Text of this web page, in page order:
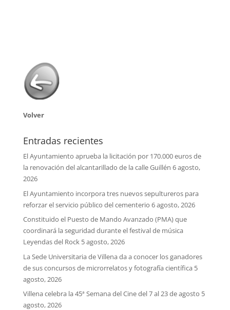
Volver
Entradas recientes
El Ayuntamiento aprueba la licitación por 170.000 euros de
la renovación del alcantarillado de la calle Guillén 6 agosto,
2026
El Ayuntamiento incorpora tres nuevos sepultureros para
reforzar el servicio público del cementerio 6 agosto, 2026
Constituido el Puesto de Mando Avanzado (PMA) que
coordinará la seguridad durante el festival de música
Leyendas del Rock 5 agosto, 2026
La Sede Universitaria de Villena da a conocer los ganadores
de sus concursos de microrrelatos y fotografía científica 5
agosto, 2026
Villena celebra la 45ª Semana del Cine del 7 al 23 de agosto 5
agosto, 2026